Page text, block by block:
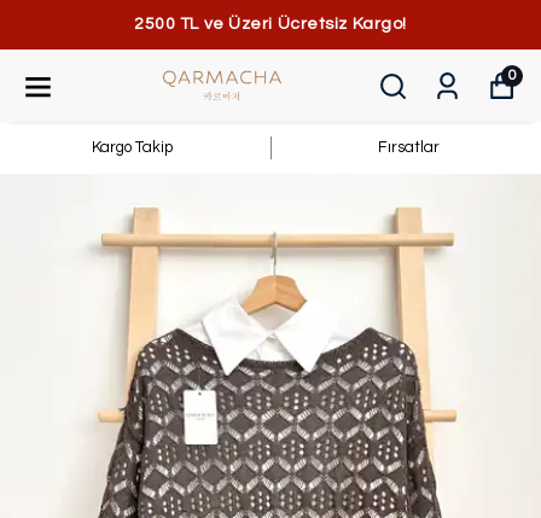
2500 TL ve Üzeri Ücretsiz Kargo!
0
Kargo Takip Fırsatlar